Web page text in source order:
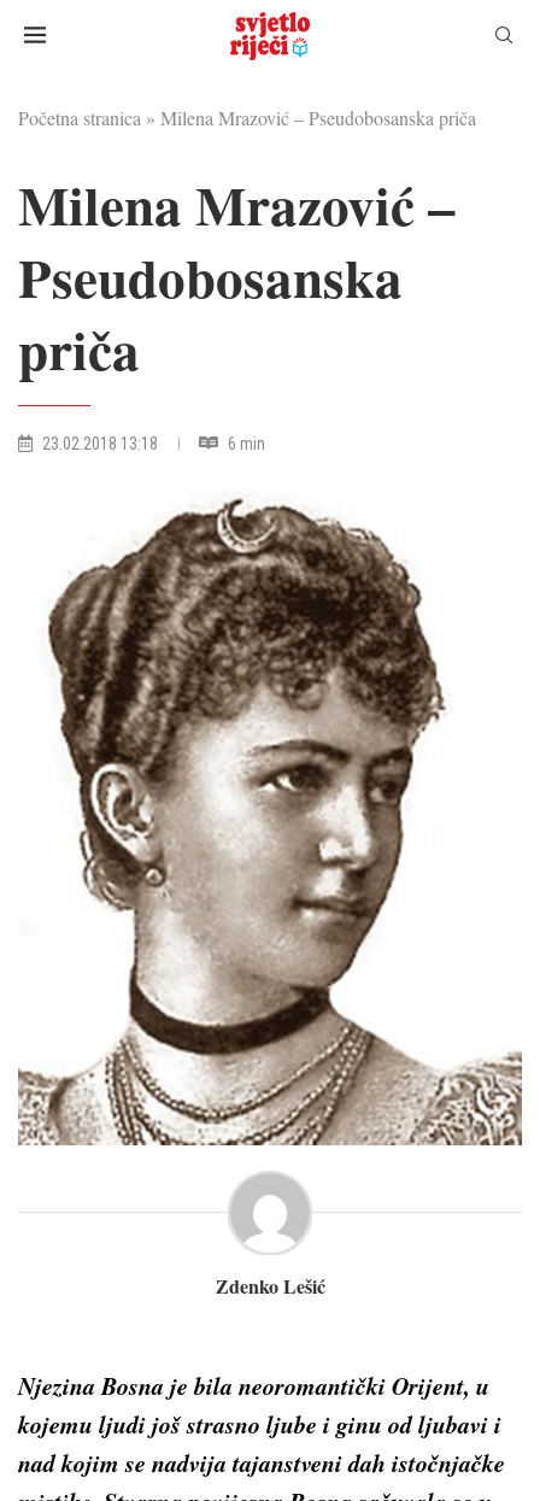
Početna stranica » Milena Mrazović – Pseudobosanska priča
Milena Mrazović –
Pseudobosanska
priča
23.02.2018 13:18 6 min
Zdenko Lešić
Njezina Bosna je bila neoromantički Orijent, u
kojemu ljudi još strasno ljube i ginu od ljubavi i
nad kojim se nadvija tajanstveni dah istočnjačke